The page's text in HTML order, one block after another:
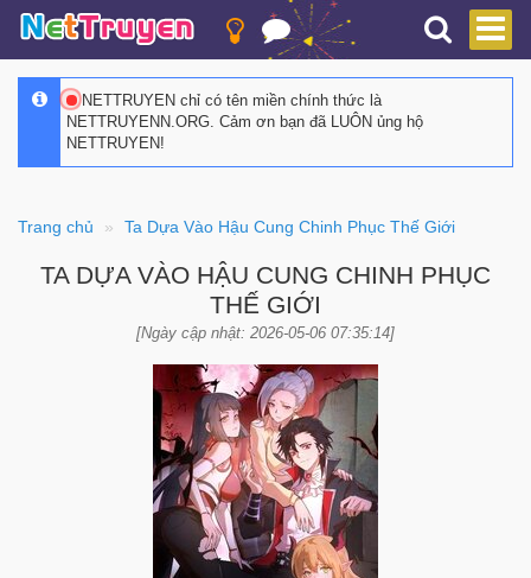
NETTRUYEN chỉ có tên miền chính thức là
NETTRUYENN.ORG. Cảm ơn bạn đã LUÔN ủng hộ
NETTRUYEN!
Trang chủ Ta Dựa Vào Hậu Cung Chinh Phục Thế Giới
TA DỰA VÀO HẬU CUNG CHINH PHỤC
THẾ GIỚI
[Ngày cập nhật: 2026-05-06 07:35:14]